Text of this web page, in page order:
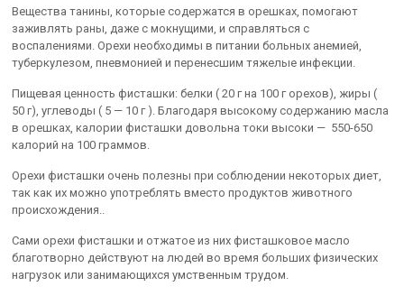
Вещества танины, которые содержатся в орешках, помогают
заживлять раны, даже с мокнущими, и справляться с
воспалениями. Орехи необходимы в питании больных анемией,
туберкулезом, пневмонией и перенесшим тяжелые инфекции.
Пищевая ценность фисташки: белки ( 20 г на 100 г орехов), жиры (
50 г), углеводы ( 5 — 10 г ). Благодаря высокому содержанию масла
в орешках, калории фисташки довольна токи высоки — 550-650
калорий на 100 граммов.
Орехи фисташки очень полезны при соблюдении некоторых диет,
так как их можно употреблять вместо продуктов животного
происхождения..
Сами орехи фисташки и отжатое из них фисташковое масло
благотворно действуют на людей во время больших физических
нагрузок или занимающихся умственным трудом.